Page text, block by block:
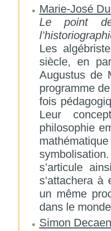
Marie-José
Le point
Les
siècle, en
Augustus de
programme
fois
Leur
philosophie
s’articule
s’attachera à
un même
dans le
Simon